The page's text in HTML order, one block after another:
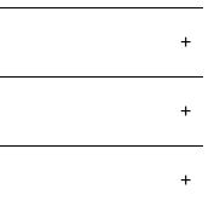
+
+
+